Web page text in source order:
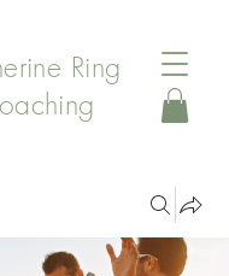
Ring